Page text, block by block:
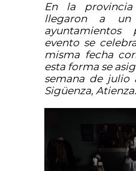
En la provincia
llegaron a un
evento se
misma fecha
esta forma se
semana de julio
Sigüenza,